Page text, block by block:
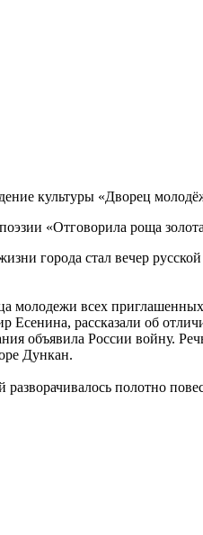
культуры «Дворец
«Отговорила роща
города стал вечер
молодежи всех
рассказали об
объявила России войну.
Дункан.
разворачивалось полотно